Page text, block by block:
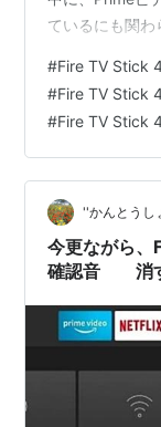
ているにも関
す。 要する、
Stick 4K Maxの
るだけです。見
ず、Fire TV
#Fire TV Stick
#Fire TV Stick
#Fire TV Stick
''かんとうし
今更ながら
確認音 消